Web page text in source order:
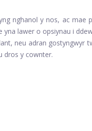
nghanol y nos, ac mae
yna lawer o opsiynau i
neu adran gostyngwyr
dros y cownter.